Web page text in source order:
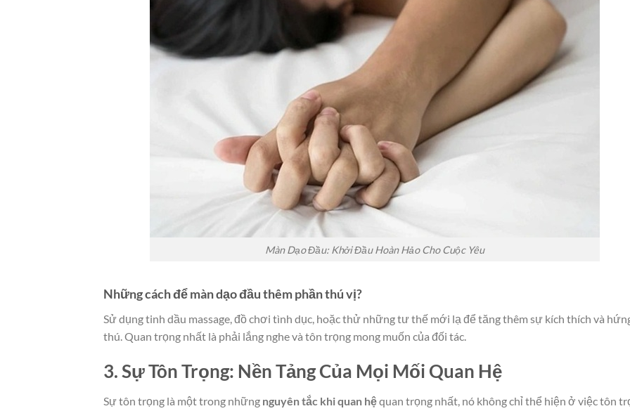
Màn Dạo Đầu: Khởi Đầu Hoàn Hảo Cho Cuộc Yêu
Những cách để màn dạo đầu thêm phần thú vị?
Sử dụng tinh dầu massage, đồ chơi tình dục, hoặc thử những tư thế mới lạ để tăng thêm sự kích thích và
thú. Quan trọng nhất là phải lắng nghe và tôn trọng mong muốn của đối tác.
3. Sự Tôn Trọng: Nền Tảng Của Mọi Mối Quan Hệ
Sự tôn trọng là một trong những nguyên tắc khi quan hệquan trọng nhất, nó không chỉ thể hiện ở việc tôn